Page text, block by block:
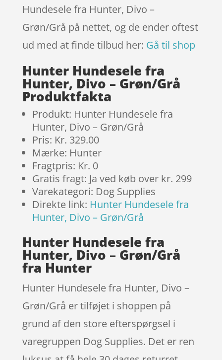
Hundesele fra Hunter, Divo –
Grøn/Grå på nettet, og de ender oftest
ud med at finde tilbud her: Gå til shop
Hunter Hundesele fra
Hunter, Divo – Grøn/Grå
Produktfakta
Produkt: Hunter Hundesele fra
Hunter, Divo – Grøn/Grå
Pris: Kr. 329.00
Mærke: Hunter
Fragtpris: Kr. 0
Gratis fragt: Ja ved køb over kr. 299
Varekategori: Dog Supplies
Direkte link: Hunter Hundesele fra
Hunter, Divo – Grøn/Grå
Hunter Hundesele fra
Hunter, Divo – Grøn/Grå
fra Hunter
Hunter Hundesele fra Hunter, Divo –
Grøn/Grå er tilføjet i shoppen på
grund af den store efterspørgsel i
varegruppen Dog Supplies. Det er ren